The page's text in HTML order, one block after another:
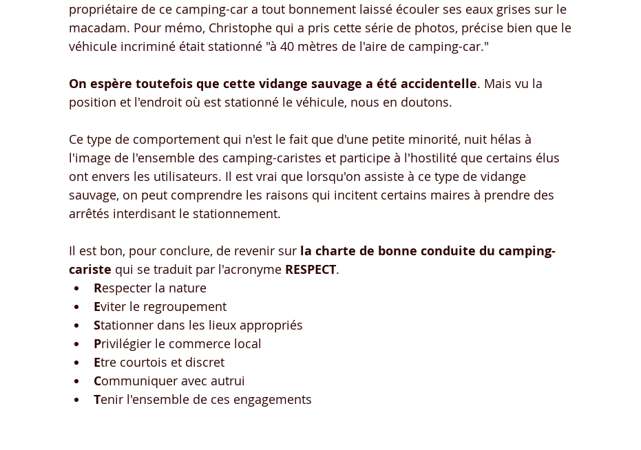
propriétaire de ce camping-car a tout bonnement laissé écouler ses eaux grises sur le
macadam. Pour mémo, Christophe qui a pris cette série de photos, précise bien que le
véhicule incriminé était stationné "à 40 mètres de l'aire de camping-car."
On espère toutefois que cette vidange sauvage a été accidentelle. Mais vu la
position et l'endroit où est stationné le véhicule, nous en doutons.
Ce type de comportement qui n'est le fait que d'une petite minorité, nuit hélas à
l'image de l'ensemble des camping-caristes et participe à l'hostilité que certains élus
ont envers les utilisateurs. Il est vrai que lorsqu'on assiste à ce type de vidange
sauvage, on peut comprendre les raisons qui incitent certains maires à prendre des
arrêtés interdisant le stationnement.
Il est bon, pour conclure, de revenir sur la charte de bonne conduite du camping-
cariste qui se traduit par l'acronyme RESPECT.
Respecter la nature
Eviter le regroupement
Stationner dans les lieux appropriés
Privilégier le commerce local
Etre courtois et discret
Communiquer avec autrui
Tenir l'ensemble de ces engagements